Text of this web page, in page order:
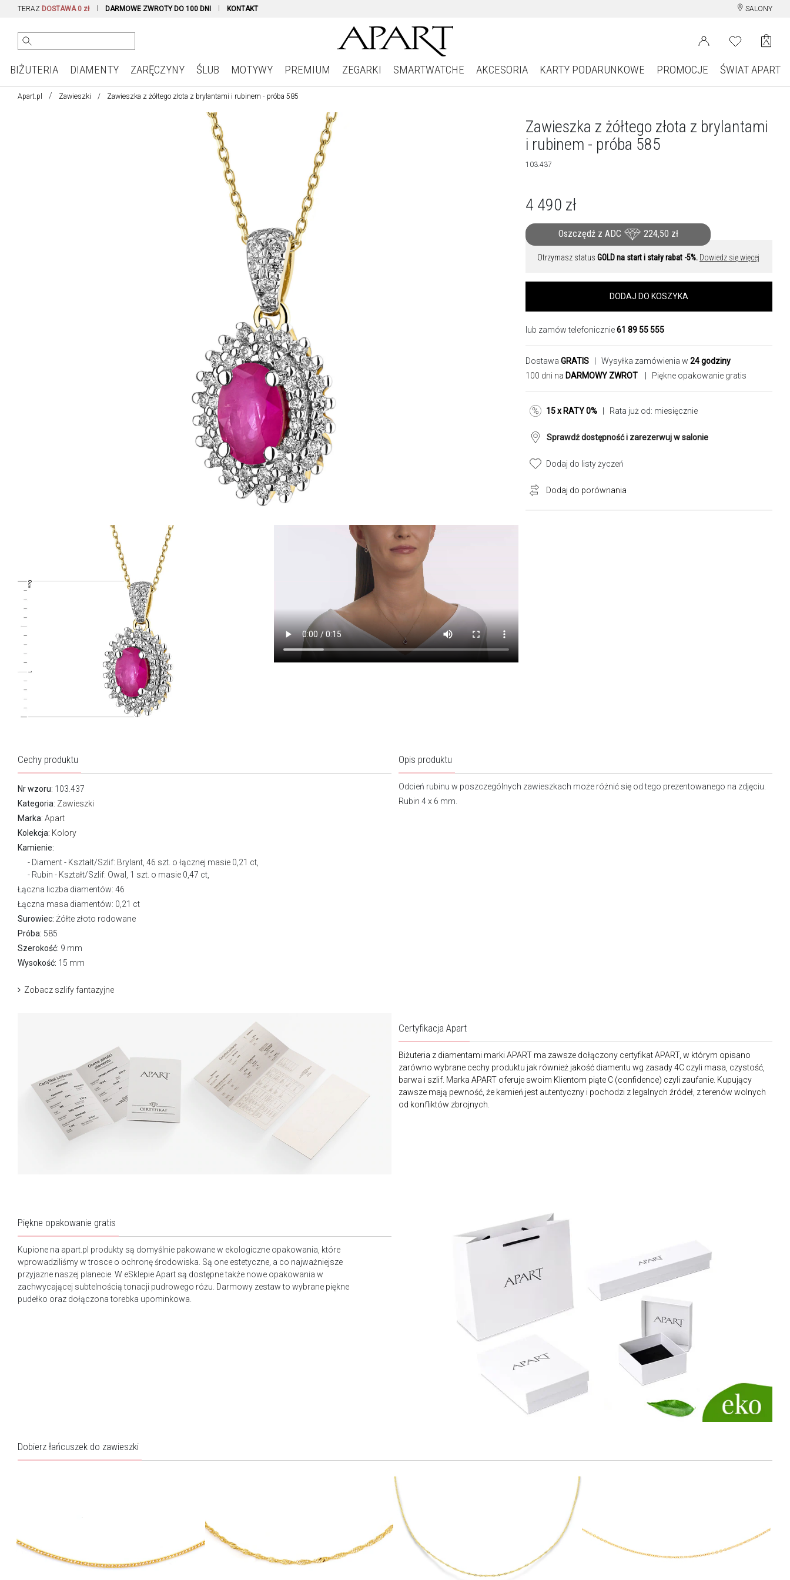
TERAZ DOSTAWA 0 zł DARMOWE ZWROTY DO 100 DNI KONTAKT SALONY
BIŻUTERIA DIAMENTY ZARĘCZYNY ŚLUB MOTYWY PREMIUM ZEGARKI SMARTWATCHE AKCESORIA KARTY PODARUNKOWE PROMOCJE ŚWIAT APART
Apart.pl Zawieszki Zawieszka z żółtego złota z brylantami i rubinem - próba 585
Zawieszka z żółtego złota z brylantami
i rubinem - próba 585
103.437
4 490 zł
Oszczędź z ADC 224,50 zł
Otrzymasz status GOLD na start i stały rabat -5%. Dowiedz się więcej
DODAJ DO KOSZYKA
lub zamów telefonicznie61 89 55 555
Dostawa GRATIS | Wysyłka zamówienia w 24 godziny
100 dni na DARMOWY ZWROT | Piękne opakowanie gratis
15 x RATY 0% | Rata już od: miesięcznie
Sprawdź dostępność i zarezerwuj w salonie
Dodaj do listy życzeń
Dodaj do porównania
Cechy produktu
Nr wzoru: 103.437
Kategoria: Zawieszki
Marka: Apart
Kolekcja: Kolory
Kamienie:
Diament - Kształt/Szlif: Brylant, 46 szt. o łącznej masie 0,21 ct,
Rubin - Kształt/Szlif: Owal, 1 szt. o masie 0,47 ct,
Łączna liczba diamentów: 46
Łączna masa diamentów: 0,21 ct
Surowiec: Żółte złoto rodowane
Próba: 585
Szerokość: 9 mm
Wysokość: 15 mm
Zobacz szlify fantazyjne
Opis produktu
Odcień rubinu w poszczególnych zawieszkach może różnić się od tego prezentowanego na zdjęciu.
Rubin 4 x 6 mm.
Certyfikacja Apart
Biżuteria z diamentami marki APART ma zawsze dołączony certyfikat APART, w którym opisano
zarówno wybrane cechy produktu jak również jakość diamentu wg zasady 4C czyli masa, czystość,
barwa i szlif. Marka APART oferuje swoim Klientom piąte C (confidence) czyli zaufanie. Kupujący
zawsze mają pewność, że kamień jest autentyczny i pochodzi z legalnych źródeł, z terenów wolnych
od konfliktów zbrojnych.
Piękne opakowanie gratis
Kupione na apart.pl produkty są domyślnie pakowane w ekologiczne opakowania, które
wprowadziliśmy w trosce o ochronę środowiska. Są one estetyczne, a co najważniejsze
przyjazne naszej planecie. W eSklepie Apart są dostępne także nowe opakowania w
zachwycającej subtelnością tonacji pudrowego różu. Darmowy zestaw to wybrane piękne
pudełko oraz dołączona torebka upominkowa.
Dobierz łańcuszek do zawieszki